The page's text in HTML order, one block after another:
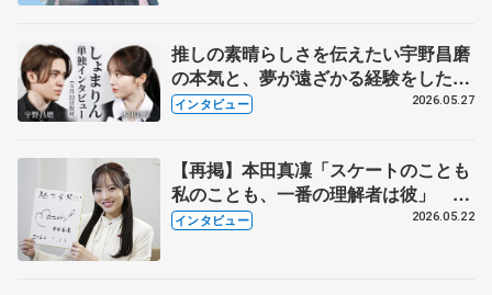
推しの素晴らしさを伝えたい宇野昌磨
の本気と、夢が遠ざかる経験をした本
田真凜の覚悟
インタビュー 2026.05.27
【再掲】本田真凜「スケートのことも
私のことも、一番の理解者は彼」 引
退時の単独インタビューで語った競技
インタビュー 2026.05.22